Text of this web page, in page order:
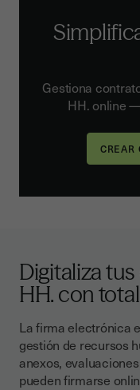
Gestiona
HH. online
Digitaliza
HH. con
La firma electrónica
gestión de recursos
anexos,
pueden firmarse